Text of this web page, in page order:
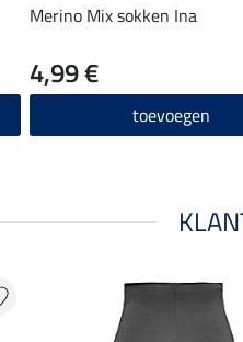
Merino Mix sokken Ina
4,99 €
toevoegen